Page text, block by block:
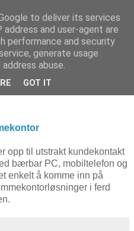
opp til utstrakt kundekontakt
bærbar PC, mobiltelefon og
enkelt å komme inn på
i ferd
to deliver its services
and user-agent are
performance and security
generate usage
abuse.
GOT IT